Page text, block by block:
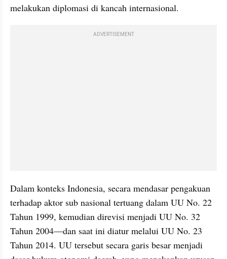
melakukan diplomasi di kancah internasional.
ADVERTISEMENT
Dalam konteks Indonesia, secara mendasar pengakuan
terhadap aktor sub nasional tertuang dalam UU No. 22
Tahun 1999, kemudian direvisi menjadi UU No. 32
Tahun 2004—dan saat ini diatur melalui UU No. 23
Tahun 2014. UU tersebut secara garis besar menjadi